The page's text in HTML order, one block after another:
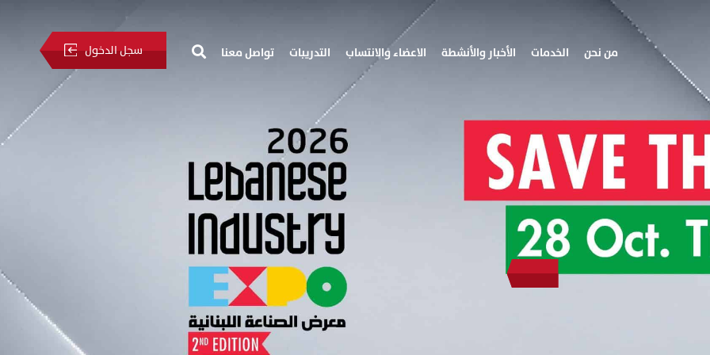
سجل الدخول من نحن الخدمات الأخبار والأنشطة الاعضاء والانتساب التدريبات تواصل معنا